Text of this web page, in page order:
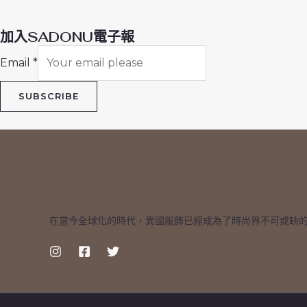
加入SADONU電子報
Email *
SUBSCRIBE
在當今全球化的時代，異國服飾已經成為了時尚界不可或缺